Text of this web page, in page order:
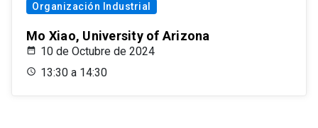
Organización Industrial
Mo Xiao, University of Arizona
10 de Octubre de 2024
13:30 a 14:30